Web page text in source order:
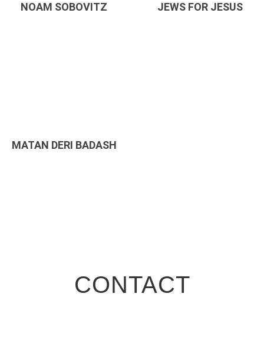
NOAM SOBOVITZ JEWS FOR JESUS
MATAN DERI BADASH
CONTACT